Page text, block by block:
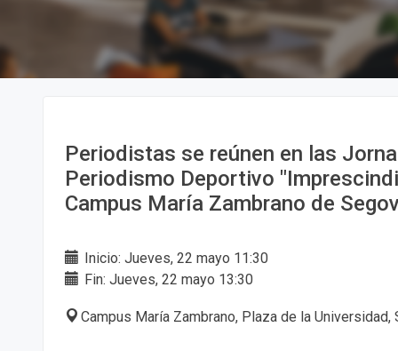
Periodistas se reúnen en las
Periodismo Deportivo
Campus María Zambrano de
Inicio: Jueves, 22 mayo 11:30
Fin: Jueves, 22 mayo 13:30
Campus María Zambrano, Plaza de la Universidad,